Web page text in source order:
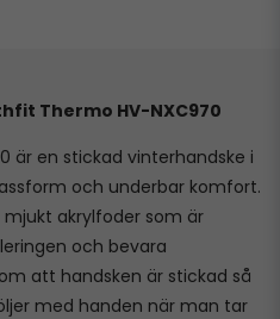
Thermo HV-NXC970
är en stickad vinterhandske i
och underbar komfort.
akrylfoder som är
och bevara
att handsken är stickad så
med handen när man tar